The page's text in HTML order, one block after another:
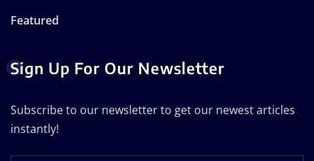
Featured
Sign Up For Our Newsletter
Subscribe to our newsletter to get our newest articles
instantly!